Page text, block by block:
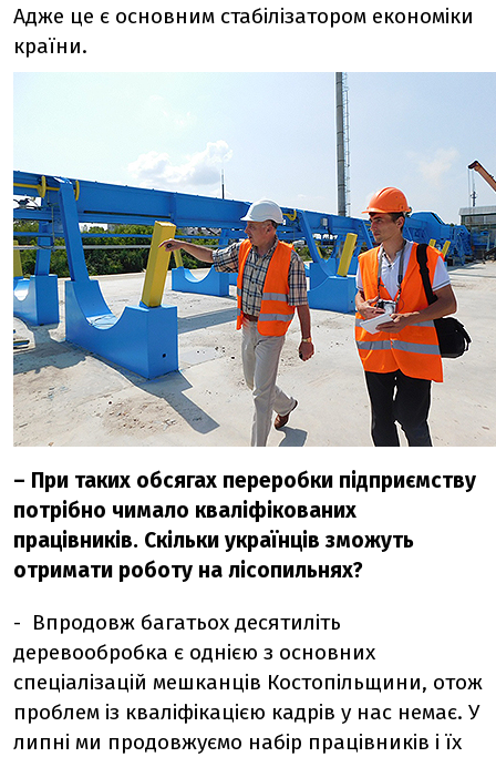
Адже це є основним стабілізатором економіки
країни.
– При таких обсягах переробки підприємству
потрібно чимало кваліфікованих
працівників. Скільки українців зможуть
отримати роботу на лісопильнях?
- Впродовж багатьох десятиліть
деревообробка є однією з основних
спеціалізацій мешканців Костопільщини, отож
проблем із кваліфікацією кадрів у нас немає. У
липні ми продовжуємо набір працівників і їх